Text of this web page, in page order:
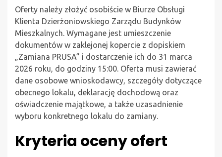
Oferty należy złożyć osobiście w Biurze Obsługi
Klienta Dzierżoniowskiego Zarządu Budynków
Mieszkalnych. Wymagane jest umieszczenie
dokumentów w zaklejonej kopercie z dopiskiem
„Zamiana PRUSA” i dostarczenie ich do 31 marca
2026 roku, do godziny 15:00. Oferta musi zawierać
dane osobowe wnioskodawcy, szczegóły dotyczące
obecnego lokalu, deklarację dochodową oraz
oświadczenie majątkowe, a także uzasadnienie
wyboru konkretnego lokalu do zamiany.
Kryteria oceny ofert